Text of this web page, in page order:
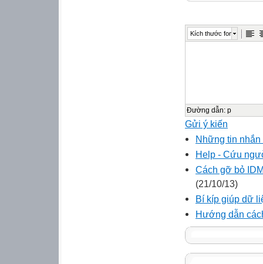
Kích thước font
Đường dẫn: p
Gửi ý kiến
Những tin
Help - Cứu
Cách gỡ bỏ
(21/10/13)
Bí kíp giúp dữ
Hướng dẫn